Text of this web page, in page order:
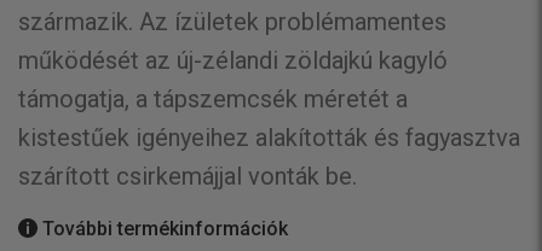
származik. Az ízületek problémamentes
működését az új-zélandi zöldajkú kagyló
támogatja, a tápszemcsék méretét a
kistestűek igényeihez alakították és fagyasztva
szárított csirkemájjal vonták be.
További termékinformációk